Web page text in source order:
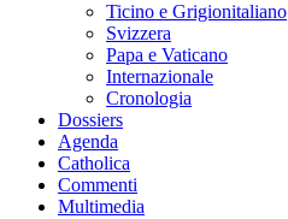
Ticino e Grigionitaliano
Svizzera
Papa e Vaticano
Internazionale
Cronologia
Dossiers
Agenda
Catholica
Commenti
Multimedia